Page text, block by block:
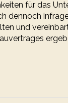
für das
dennoch
und